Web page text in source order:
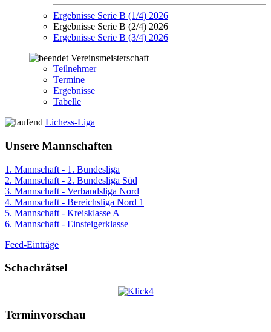
Ergebnisse Serie B (1/4) 2026
Ergebnisse Serie B (2/4) 2026
Ergebnisse Serie B (3/4) 2026
Vereinsmeisterschaft
Teilnehmer
Termine
Ergebnisse
Tabelle
Lichess-Liga
Unsere Mannschaften
1. Mannschaft - 1. Bundesliga
2. Mannschaft - 2. Bundesliga Süd
3. Mannschaft - Verbandsliga Nord
4. Mannschaft - Bereichsliga Nord 1
5. Mannschaft - Kreisklasse A
6. Mannschaft - Einsteigerklasse
Feed-Einträge
Schachrätsel
Terminvorschau